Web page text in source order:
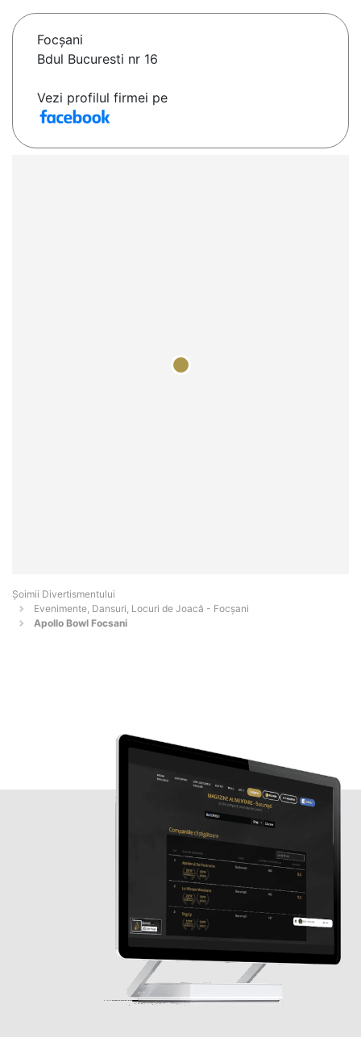
Focşani
Bdul Bucuresti nr 16
Vezi profilul firmei pe
Şoimii Divertismentului
Evenimente, Dansuri, Locuri de Joacă - Focşani
Apollo Bowl Focsani